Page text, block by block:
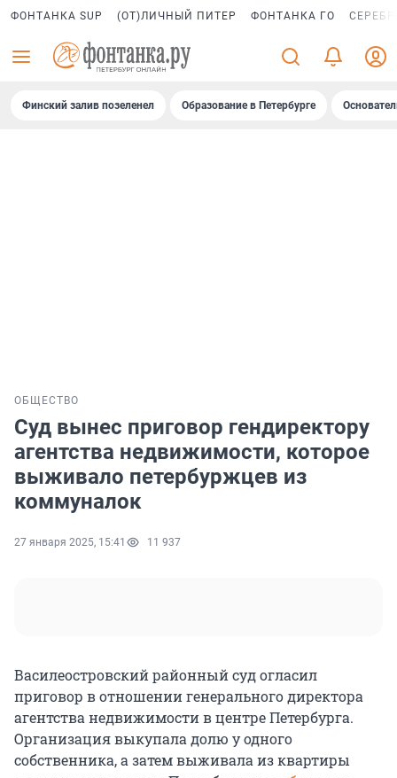
ФОНТАНКА SUP (ОТ)ЛИЧНЫЙ ПИТЕР ФОНТАНКА ГО
Финский залив позеленел Образование в Петербурге
ОБЩЕСТВО
Суд вынес приговор гендиректору
агентства недвижимости, которое
выживало петербуржцев из
коммуналок
27 января 2025, 15:41 11 937
Василеостровский районный суд огласил
приговор в отношении генерального директора
агентства недвижимости в центре Петербурга.
Организация выкупала долю у одного
собственника, а затем выживала из квартиры